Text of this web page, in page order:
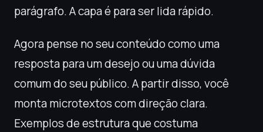
parágrafo. A capa é para ser lida rápido.
Agora pense no seu conteúdo como uma
resposta para um desejo ou uma dúvida
comum do seu público. A partir disso, você
monta microtextos com direção clara.
Exemplos de estrutura que costuma